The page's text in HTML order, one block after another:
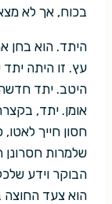
בכוח, אך לא
היתד. הוא בחן
עץ. זו היתה
היטב. יתד
אומן. יתד,
חסון חייך
שלמרות חסרונן
הבוקר וידע
הוא צעד החוצה